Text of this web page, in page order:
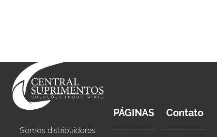
Somos distribuidores
PÁGINAS Contato